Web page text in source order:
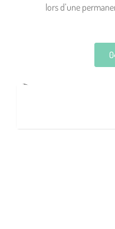
lors d’une